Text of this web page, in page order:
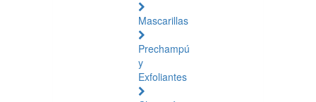
Mascarillas
Prechampú
y
Exfoliantes